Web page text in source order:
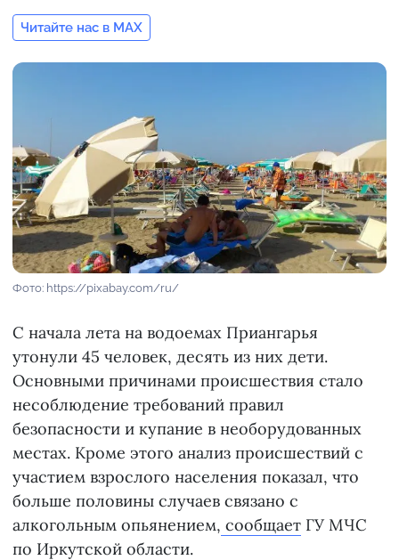
Читайте нас в MAX
Фото: https://pixabay.com/ru/
С начала лета на водоемах Приангарья
утонули 45 человек, десять из них дети.
Основными причинами происшествия стало
несоблюдение требований правил
безопасности и купание в необорудованных
местах. Кроме этого анализ происшествий с
участием взрослого населения показал, что
больше половины случаев связано с
алкогольным опьянением, сообщает ГУ МЧС
по Иркутской области.